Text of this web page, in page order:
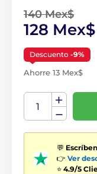
140 Mex$
128 Mex$
Descuento -9%
Ahorre 13 Mex$
💬
👉 Ver
⭐ 4.9/5